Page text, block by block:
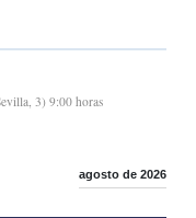
3) 9:00 horas
agosto de 2026